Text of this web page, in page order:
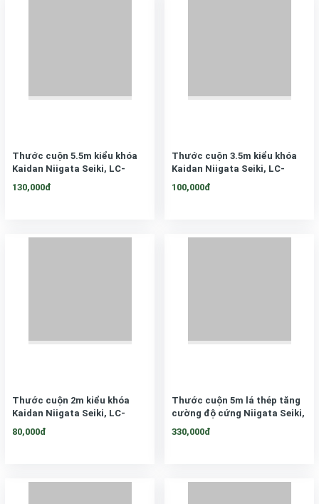
Thước cuộn 5.5m kiểu khóa
Kaidan Niigata Seiki, LC-
1955KD
130,000đ
Thước cuộn 3.5m kiểu khóa
Kaidan Niigata Seiki, LC-
1635KD
100,000đ
Thước cuộn 2m kiểu khóa
Kaidan Niigata Seiki, LC-
1620KD
80,000đ
Thước cuộn 5m lá thép tăng
cường độ cứng Niigata Seiki,
LCG-2550KD
330,000đ